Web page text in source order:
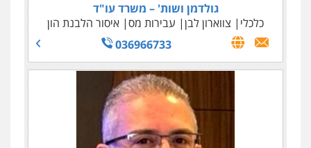
גולדמן ושות' – משרד עו"ד
כלכלי
צווארון לבן עבירות מס איסור הלבנת הון
036966733